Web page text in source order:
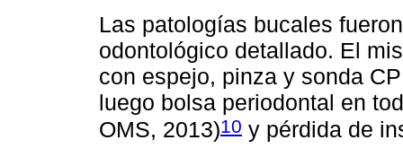
Las patologías bucales
odontológico detallado. El
con espejo, pinza y sonda
luego bolsa periodontal en
OMS, 2013)10 y pérdida de